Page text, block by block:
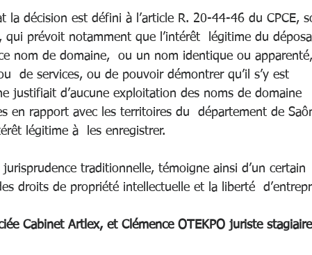
la décision est défini à l’article R. 20-44-46 du CPCE,
prévoit notamment que l’intérêt  légitime du
nom de domaine,  ou un nom identique ou
de services, ou de pouvoir démontrer qu’il s’y est
justifiait d’aucune exploitation des noms de domaine
en rapport avec les territoires du  département de
légitime à  les enregistrer.
traditionnelle, témoigne ainsi d’un certain
droits de propriété intellectuelle et la liberté
Cabinet Artlex, et Clémence OTEKPO juriste stagiaire